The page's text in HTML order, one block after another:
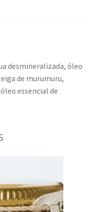
desmineralizada, óleo
de murumuru,
essencial de